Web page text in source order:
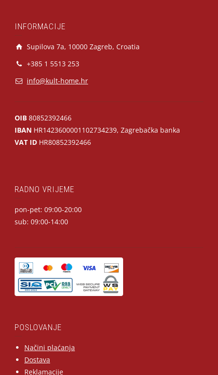
INFORMACIJE
Supilova 7a, 10000 Zagreb, Croatia
+385 1 5513 253
info@kult-home.hr
OIB 80852392466
IBAN HR1423600001102734239, Zagrebačka banka
VAT ID HR80852392466
RADNO VRIJEME
pon-pet: 09:00-20:00
sub: 09:00-14:00
POSLOVANJE
Načini plaćanja
Dostava
Reklamacije